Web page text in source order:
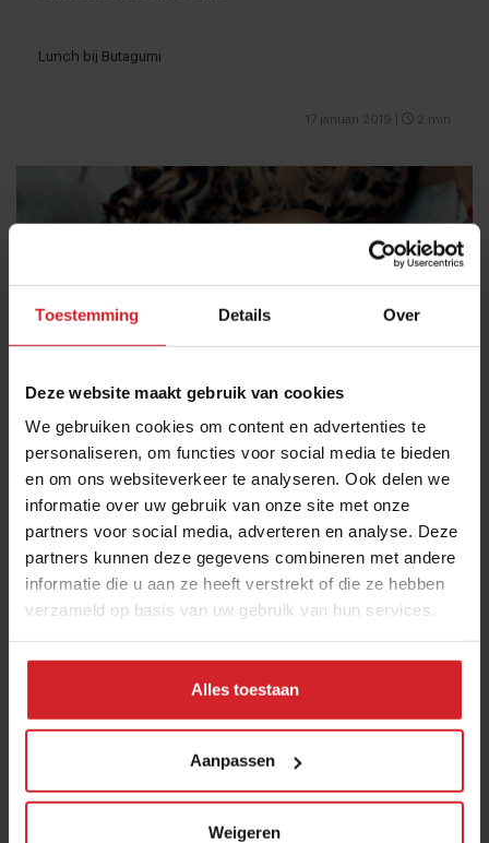
Toestemming Details Over
Deze website maakt gebruik van cookies
We gebruiken cookies om content en advertenties te
personaliseren, om functies voor social media te bieden
en om ons websiteverkeer te analyseren. Ook delen we
informatie over uw gebruik van onze site met onze
partners voor social media, adverteren en analyse. Deze
partners kunnen deze gegevens combineren met andere
informatie die u aan ze heeft verstrekt of die ze hebben
verzameld op basis van uw gebruik van hun services.
Alles toestaan
Aanpassen
Weigeren
Lunch bij Butagumi
17 januari 2019 2 min
Foodpro's geven zich bloot
Tease me, tease me, tease me baby
16 januari 2019 | 24:00